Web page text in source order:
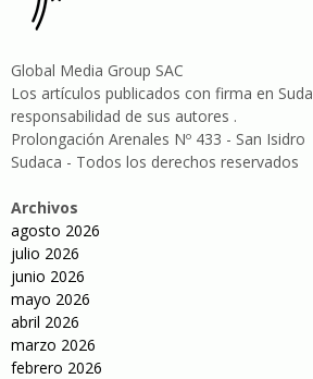
Global Media Group SAC
Los artículos publicados con firma en
responsabilidad de sus autores .
Prolongación Arenales Nº 433 - San Isidro
Sudaca - Todos los derechos reservados
Archivos
agosto 2026
julio 2026
junio 2026
mayo 2026
abril 2026
marzo 2026
febrero 2026